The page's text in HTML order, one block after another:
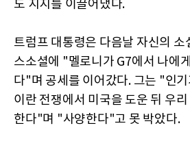
도 지지를 이끌어냈다.
트럼프 대통령은 다음날 자신의 소
스소셜에 "멜로니가 G7에서 나에
다"며 공세를 이어갔다. 그는 "인
이란 전쟁에서 미국을 도운 뒤 우
한다"며 "사양한다"고 못 박았다.